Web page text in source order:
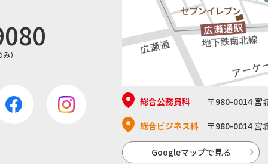
）
総合公務員科 〒980-0014 宮
総合ビジネス科 〒980-0014 宮
Googleマップで見る